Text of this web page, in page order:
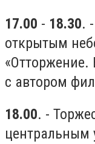
17.00 - 18.30.
открытым
«Отторжение.
с автором
18.00. -
центральным